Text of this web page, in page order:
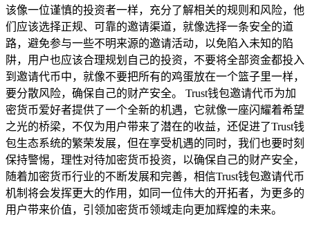
该像一位谨慎的投资者一样，充分了解相关的规则和风险，他
们应该选择正规、可靠的邀请渠道，就像选择一条安全的道
路，避免参与一些不明来源的邀请活动，以免陷入未知的陷
阱，用户也应该合理规划自己的投资，不要将全部资金都投入
到邀请代币中，就像不要把所有的鸡蛋放在一个篮子里一样，
要分散风险，确保自己的财产安全。 Trust钱包邀请代币为加
密货币爱好者提供了一个全新的机遇，它就像一座闪耀着希望
之光的桥梁，不仅为用户带来了潜在的收益，还促进了Trust钱
包生态系统的繁荣发展，但在享受机遇的同时，我们也要时刻
保持警惕，理性对待加密货币投资，以确保自己的财产安全，
随着加密货币行业的不断发展和完善，相信Trust钱包邀请代币
机制将会发挥更大的作用，如同一位伟大的开拓者，为更多的
用户带来价值，引领加密货币领域走向更加辉煌的未来。